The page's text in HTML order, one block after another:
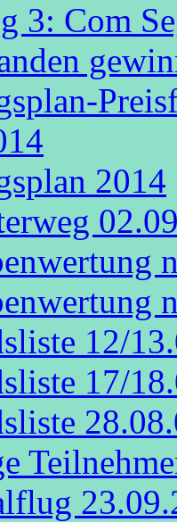
3: Com
2014
12/
17/